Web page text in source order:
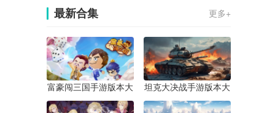
最新合集 更多+
富豪闯三国手游版本大
全
坦克大决战手游版本大
全